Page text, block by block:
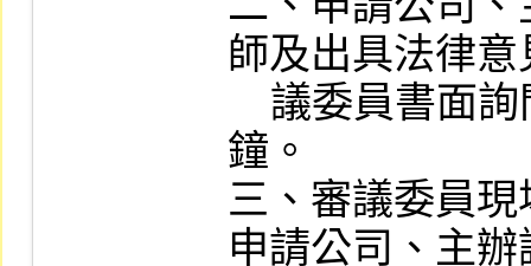
師及出具法律
鐘。
三、審議委員
申請公司、主